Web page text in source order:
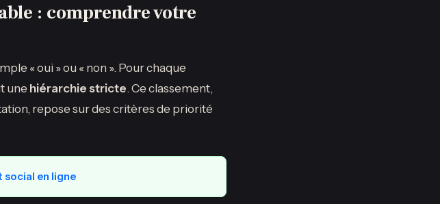
: comprendre votre
« oui » ou « non ». Pour chaque
une hiérarchie stricte. Ce classement,
repose sur des critères de priorité
social en ligne